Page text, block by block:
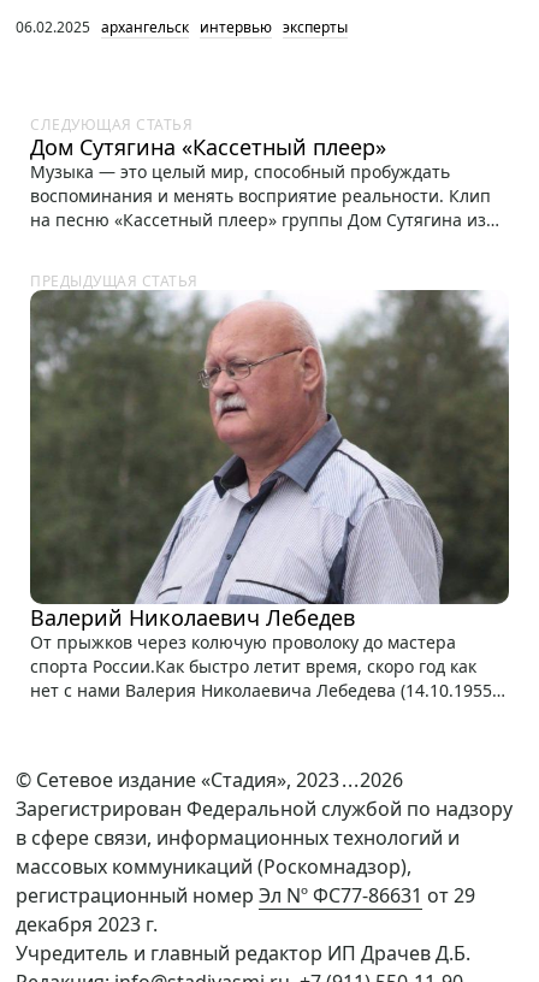
06.02.2025 архангельск интервью эксперты
СЛЕДУЮЩАЯ СТАТЬЯ
Дом Сутягина «Кассетный плеер»
Музыка — это целый мир, способный пробуждать
воспоминания и менять восприятие реальности. Клип
на песню «Кассетный плеер» группы Дом Сутягина из
ПРЕДЫДУЩАЯ СТАТЬЯ
Валерий Николаевич Лебедев
От прыжков через колючую проволоку до мастера
спорта России.Как быстро летит время, скоро год как
нет с нами Валерия Николаевича Лебедева (14.10.1955 –
© Сетевое издание «Стадия», 2023...2026
Зарегистрирован Федеральной службой по надзору
в сфере связи, информационных технологий и
массовых коммуникаций (Роскомнадзор),
регистрационный номерЭл Nº ФС77-86631 от 29
декабря 2023 г.
Учредитель и главный редактор ИП Драчев Д.Б.